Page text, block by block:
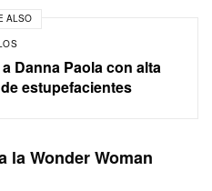
ALSO
Danna Paola con alta
estupefacientes
la Wonder Woman